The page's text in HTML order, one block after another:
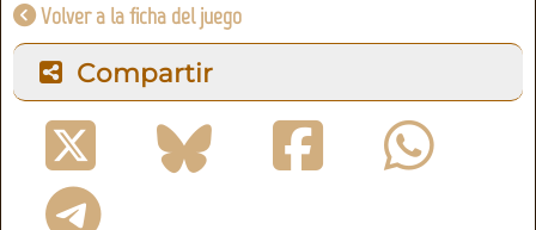
Volver a la ficha del juego
Compartir